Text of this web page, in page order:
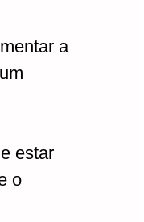
a
estar
o